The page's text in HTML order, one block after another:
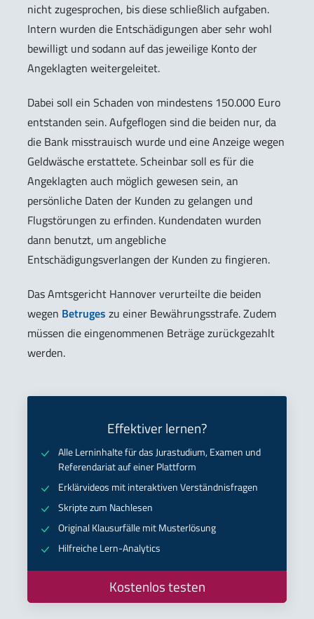
nicht zugesprochen, bis diese schließlich aufgaben.
Intern wurden die Entschädigungen aber sehr wohl
bewilligt und sodann auf das jeweilige Konto der
Angeklagten weitergeleitet.
Dabei soll ein Schaden von mindestens 150.000 Euro
entstanden sein. Aufgeflogen sind die beiden nur, da
die Bank misstrauisch wurde und eine Anzeige wegen
Geldwäsche erstattete. Scheinbar soll es für die
Angeklagten auch möglich gewesen sein, an
persönliche Daten der Kunden zu gelangen und
Flugstörungen zu erfinden. Kundendaten wurden
dann benutzt, um angebliche
Entschädigungsverlangen der Kunden zu fingieren.
Das Amtsgericht Hannover verurteilte die beiden
wegen Betruges zu einer Bewährungsstrafe. Zudem
müssen die eingenommenen Beträge zurückgezahlt
werden.
Effektiver lernen?
Alle Lerninhalte für das Jurastudium, Examen und
Referendariat auf einer Plattform
Erklärvideos mit interaktiven Verständnisfragen
Skripte zum Nachlesen
Original Klausurfälle mit Musterlösung
Hilfreiche Lern-Analytics
Kostenlos testen